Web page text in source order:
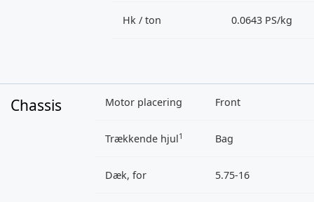
Hk / ton 0.0643 PS/kg
Chassis Motor placering Front
Trækkende hjul1 Bag
Dæk, for 5.75-16